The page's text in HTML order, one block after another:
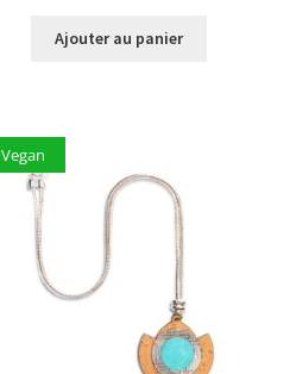
Ajouter au panier
Vegan